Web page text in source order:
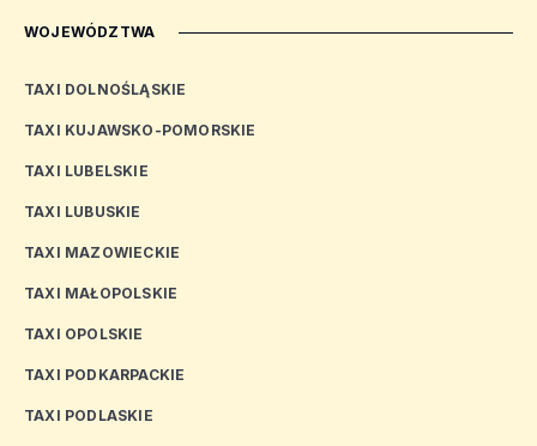
WOJEWÓDZTWA
TAXI DOLNOŚLĄSKIE
TAXI KUJAWSKO-POMORSKIE
TAXI LUBELSKIE
TAXI LUBUSKIE
TAXI MAZOWIECKIE
TAXI MAŁOPOLSKIE
TAXI OPOLSKIE
TAXI PODKARPACKIE
TAXI PODLASKIE